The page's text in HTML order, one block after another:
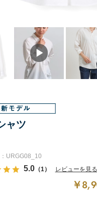
ャツ
URGG08_10
5.0（1） レビューを見る
￥